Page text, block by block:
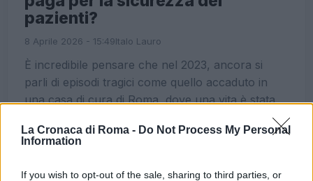
La Cronaca di Roma - Do Not Process My Personal
Information
If you wish to opt-out of the sale, sharing to third parties, or
pazienti?
8 Aprile 2026 - 15:49Italo Lauro
È incredibile pensare che nel 2023, ancora si
parli di episodi tragici come quello accaduto in
una casa di cura di Roma, dove una vita è stata
Leggi l’articolo →